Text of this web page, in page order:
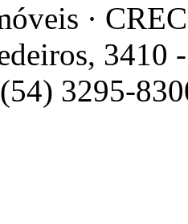
·
3410
3295-